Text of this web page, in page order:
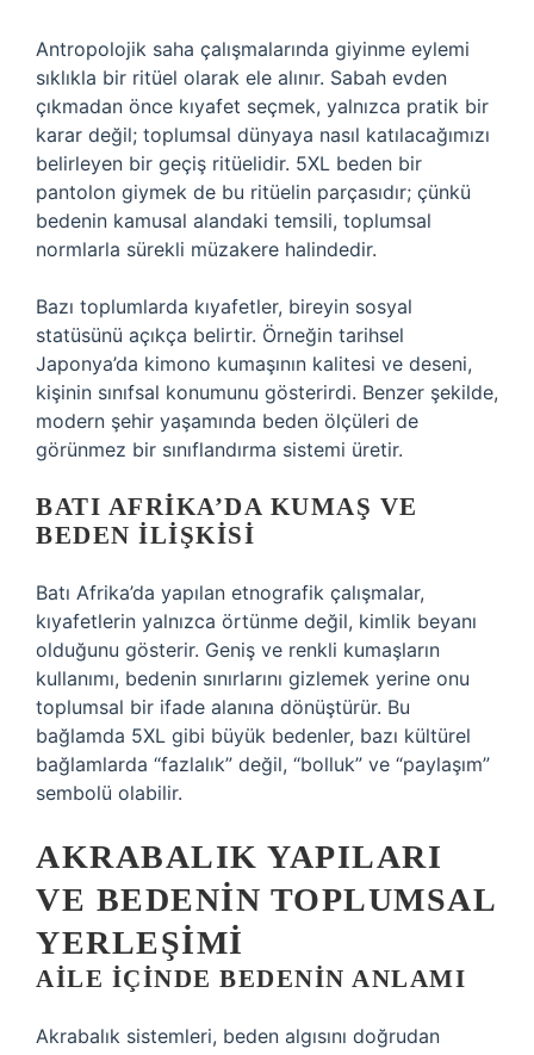
Antropolojik saha çalışmalarında giyinme eylemi
sıklıkla bir ritüel olarak ele alınır. Sabah evden
çıkmadan önce kıyafet seçmek, yalnızca pratik bir
karar değil; toplumsal dünyaya nasıl katılacağımızı
belirleyen bir geçiş ritüelidir. 5XL beden bir
pantolon giymek de bu ritüelin parçasıdır; çünkü
bedenin kamusal alandaki temsili, toplumsal
normlarla sürekli müzakere halindedir.
Bazı toplumlarda kıyafetler, bireyin sosyal
statüsünü açıkça belirtir. Örneğin tarihsel
Japonya’da kimono kumaşının kalitesi ve deseni,
kişinin sınıfsal konumunu gösterirdi. Benzer şekilde,
modern şehir yaşamında beden ölçüleri de
görünmez bir sınıflandırma sistemi üretir.
BATI AFRIKA’DA KUMAŞ VE
BEDEN ILIŞKISI
Batı Afrika’da yapılan etnografik çalışmalar,
kıyafetlerin yalnızca örtünme değil, kimlik beyanı
olduğunu gösterir. Geniş ve renkli kumaşların
kullanımı, bedenin sınırlarını gizlemek yerine onu
toplumsal bir ifade alanına dönüştürür. Bu
bağlamda 5XL gibi büyük bedenler, bazı kültürel
bağlamlarda “fazlalık” değil, “bolluk” ve “paylaşım”
sembolü olabilir.
AKRABALIK YAPILARI
VE BEDENIN TOPLUMSAL
YERLEŞIMI
AILE IÇINDE BEDENIN ANLAMI
Akrabalık sistemleri, beden algısını doğrudan